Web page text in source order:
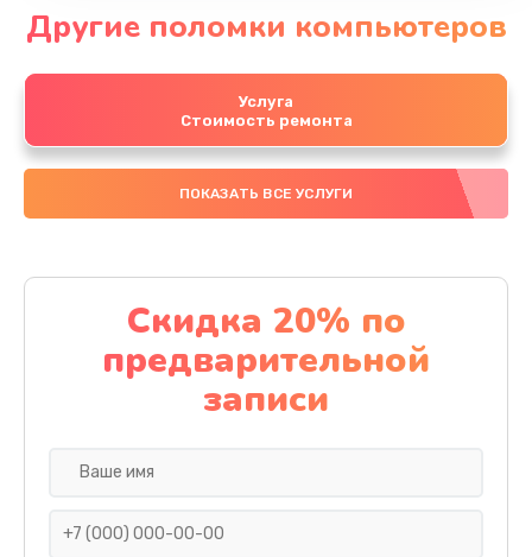
Другие поломки компьютеров
Услуга
Стоимость ремонта
ПОКАЗАТЬ ВСЕ УСЛУГИ
Скидка 20% по
предварительной
записи